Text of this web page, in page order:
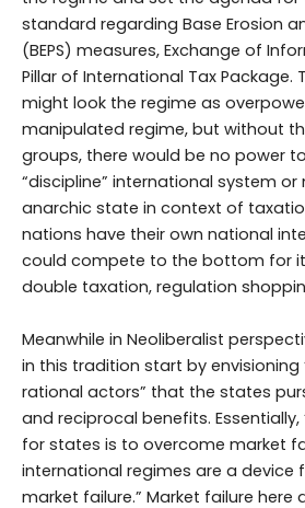
standard regarding Base Erosion
(BEPS) measures, Exchange of
Pillar of International Tax Package.
might look the regime as
manipulated regime, but without
groups, there would be no power
“discipline” international system
anarchic state in context of
nations have their own national
could compete to the bottom for
double taxation, regulation
Meanwhile in Neoliberalist
in this tradition start by envisioning
rational actors” that the states
and reciprocal benefits.
for states is to overcome market
international regimes are a device
market failure.” Market failure here